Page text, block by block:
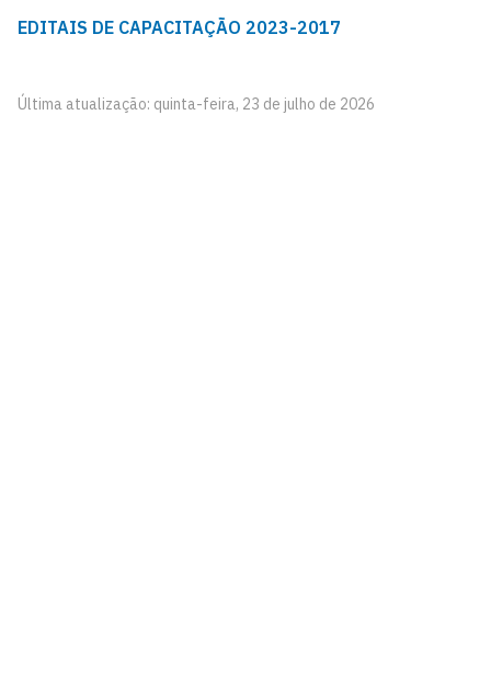
EDITAIS DE CAPACITAÇÃO 2023-2017
Última atualização: quinta-feira, 23 de julho de 2026